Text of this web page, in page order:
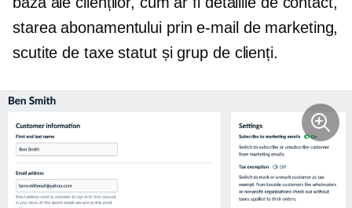
starea abonamentului prin e-mail de marketing,
scutite de taxestatut și grup de clienți.